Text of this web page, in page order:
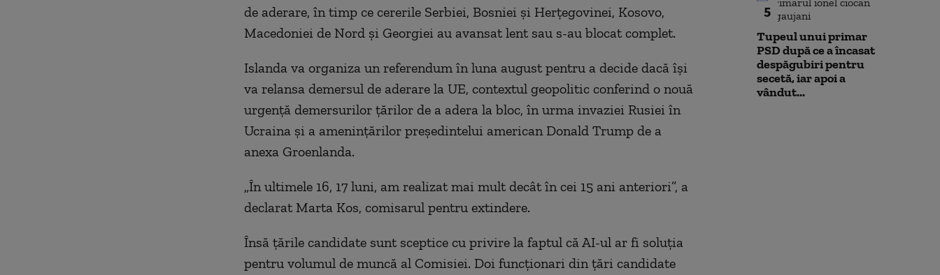
de aderare, în timp ce cererile Serbiei, Bosniei şi Herţegovinei, Kosovo,
Macedoniei de Nord şi Georgiei au avansat lent sau s-au blocat complet.
Islanda va organiza un referendum în luna august pentru a decide dacă îşi
va relansa demersul de aderare la UE, contextul geopolitic conferind o nouă
urgenţă demersurilor ţărilor de a adera la bloc, în urma invaziei Rusiei în
Ucraina şi a ameninţărilor preşedintelui american Donald Trump de a
anexa Groenlanda.
„În ultimele 16, 17 luni, am realizat mai mult decât în cei 15 ani anteriori”, a
declarat Marta Kos, comisarul pentru extindere.
Însă ţările candidate sunt sceptice cu privire la faptul că AI-ul ar fi soluţia
pentru volumul de muncă al Comisiei. Doi funcţionari din ţări candidate
5
Tupeul unui primar
PSD după ce a încasat
despăgubiri pentru
secetă, iar apoi a
vândut...